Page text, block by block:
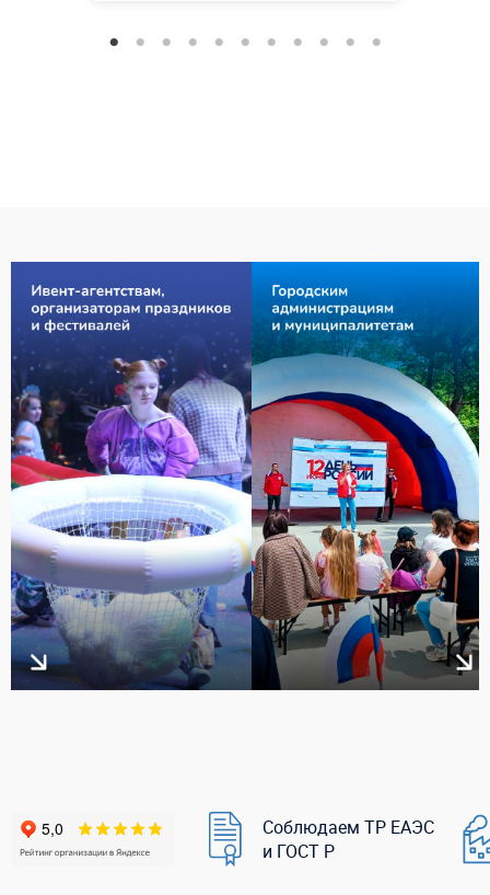
Соблюдаем ТР ЕАЭС
и ГОСТ Р